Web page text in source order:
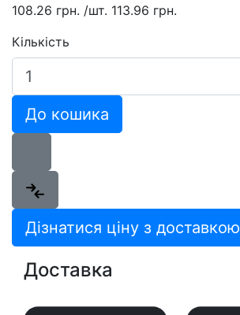
108.26 грн. /шт. 113.96 грн.
Кількість
До кошика
Дізнатися ціну з доставкою
Доставка